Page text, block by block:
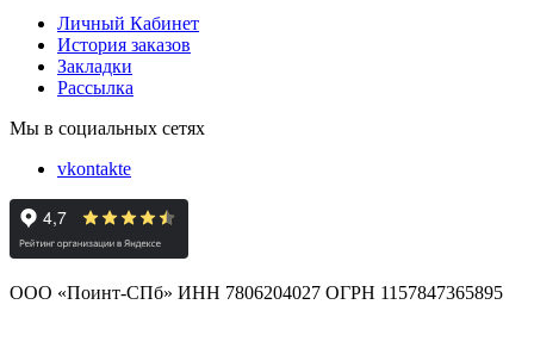
Личный Кабинет
История заказов
Закладки
Рассылка
Мы в социальных сетях
vkontakte
ООО «Поинт-СПб» ИНН 7806204027 ОГРН 1157847365895